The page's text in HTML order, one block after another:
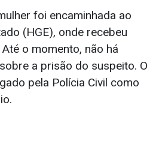
foi encaminhada ao
(HGE), onde recebeu
o momento, não há
a prisão do suspeito. O
pela Polícia Civil como